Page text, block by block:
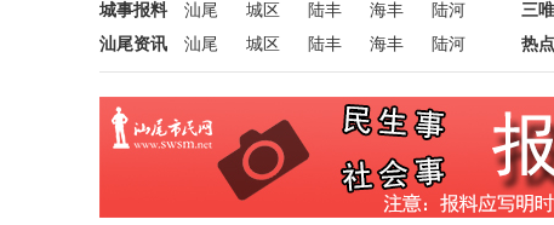
城事报料 汕尾 城区 陆丰 海丰
陆河
汕尾资讯
汕尾 城区 陆丰 海丰 陆河
三
热